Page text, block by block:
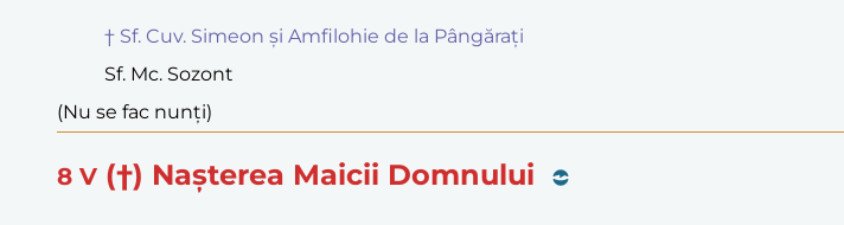
† Sf. Cuv. Simeon și Amfilohie de la Pângărați
Sf. Mc. Sozont
(Nu se fac nunți)
8 V (†) Nașterea Maicii Domnului